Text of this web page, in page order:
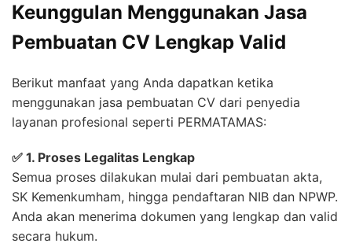
Keunggulan Menggunakan Jasa
Pembuatan CV Lengkap Valid
Berikut manfaat yang Anda dapatkan ketika
menggunakan jasa pembuatan CV dari penyedia
layanan profesional seperti PERMATAMAS:
✅ 1. Proses Legalitas Lengkap
Semua proses dilakukan mulai dari pembuatan akta,
SK Kemenkumham, hingga pendaftaran NIB dan NPWP.
Anda akan menerima dokumen yang lengkap dan valid
secara hukum.